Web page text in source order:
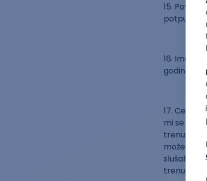
15.
potpuno
16.
godina, a
17. Cenite
mi se da
trenutak?
može se
slušalicu i
trenuci